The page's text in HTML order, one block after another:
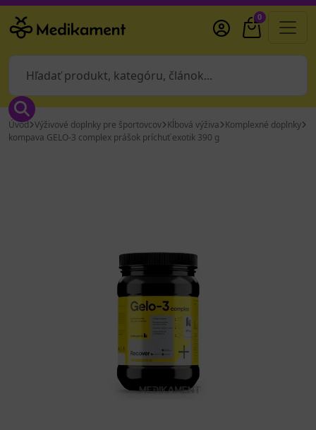
0
Úvod Výživové doplnky pre športovcov Kĺbová výživa Komplexné doplnky
kompava GELO-3 complex prášok príchuť exotik 390 g